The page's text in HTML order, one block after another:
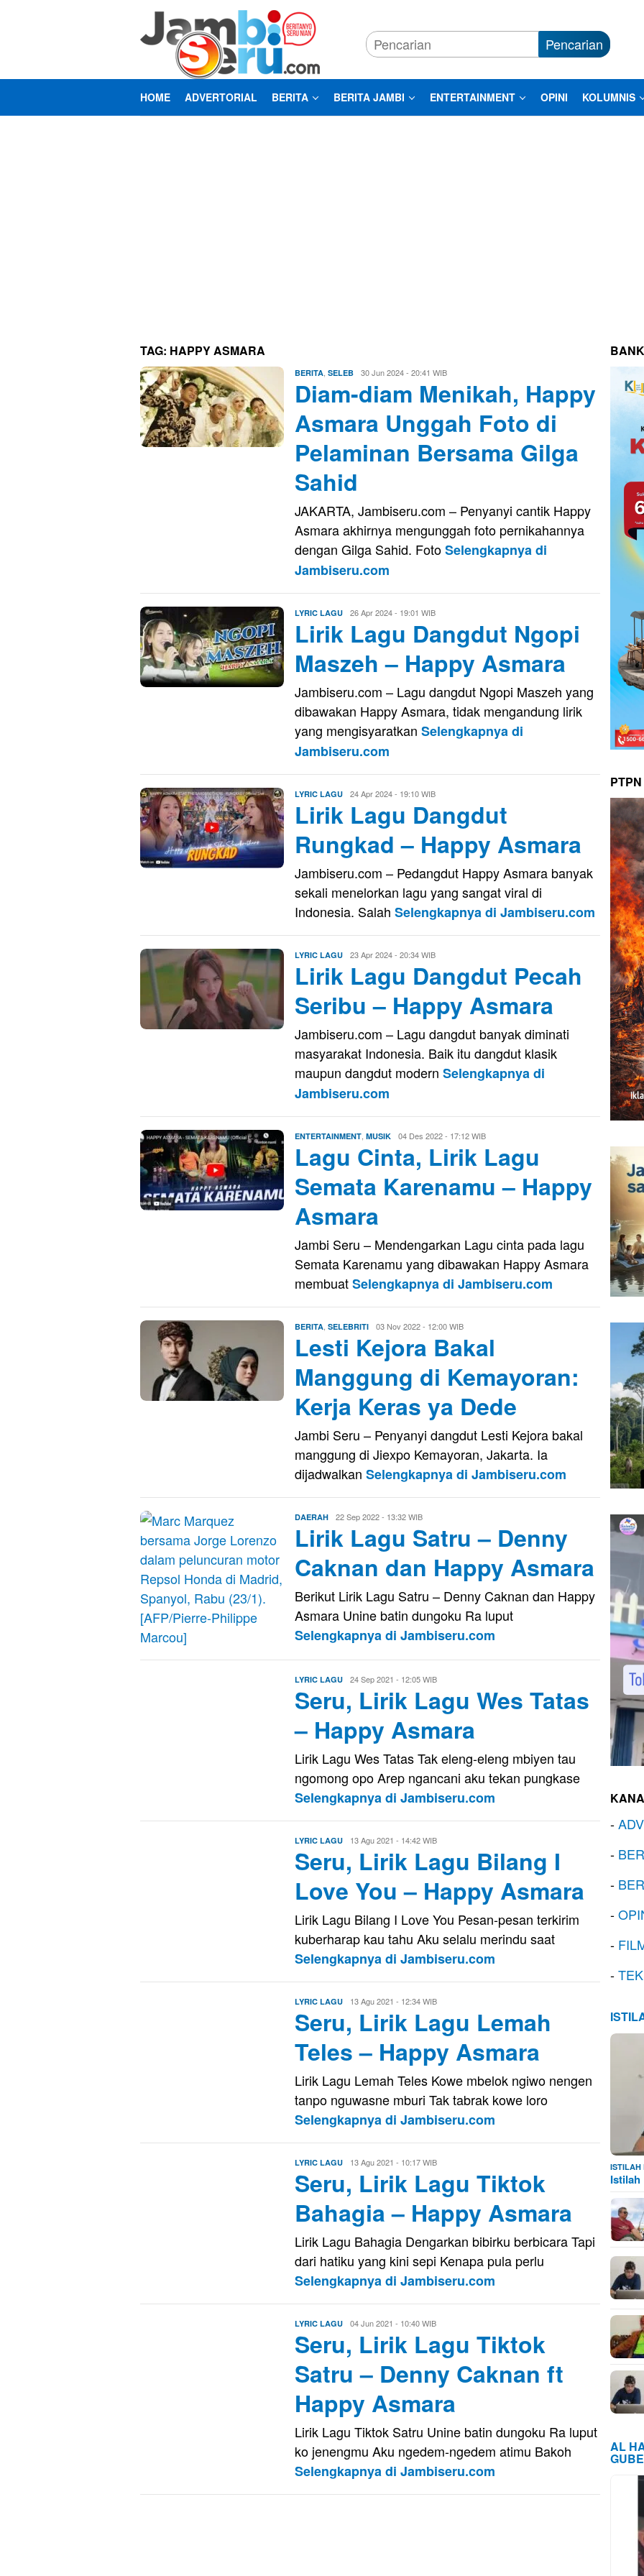
Pencarian
HOME ADVERTORIAL BERITA BERITA JAMBI ENTERTAINMENT OPINI KOLUMNIS
TAG: HAPPY ASMARA
BERITA SELEB Aris
30 Jun 2024 - 20:41 WIB
Diam-diam Menikah, Happy
Asmara Unggah Foto di
Pelaminan Bersama Gilga
Sahid
JAKARTA, Jambiseru.com – Penyanyi cantik Happy
Asmara akhirnya mengunggah foto pernikahannya
dengan Gilga Sahid. FotoSelengkapnya di
Jambiseru.com
LYRIC LAGU Aris
26 Apr 2024 - 19:01 WIB
Lirik Lagu Dangdut Ngopi
Maszeh – Happy Asmara
Jambiseru.com – Lagu dangdut Ngopi Maszeh yang
dibawakan Happy Asmara, tidak mengandung lirik
yang mengisyaratkan Selengkapnya di
Jambiseru.com
LYRIC LAGU Aris
24 Apr 2024 - 19:10 WIB
Lirik Lagu Dangdut
Rungkad – Happy Asmara
Jambiseru.com – Pedangdut Happy Asmara banyak
sekali menelorkan lagu yang sangat viral di
Indonesia. Salah Selengkapnya di Jambiseru.com
LYRIC LAGU Aris
23 Apr 2024 - 20:34 WIB
Lirik Lagu Dangdut Pecah
Seribu – Happy Asmara
Jambiseru.com – Lagu dangdut banyak diminati
masyarakat Indonesia. Baik itu dangdut klasik
maupun dangdut modern Selengkapnya di
Jambiseru.com
ENTERTAINMENT MUSIK Firman
04 Des 2022 - 17:12 WIB
Lagu Cinta, Lirik Lagu
Semata Karenamu – Happy
Asmara
Jambi Seru – Mendengarkan Lagu cinta pada lagu
Semata Karenamu yang dibawakan Happy Asmara
membuatSelengkapnya di Jambiseru.com
BERITA SELEBRITI Firman
Saputra
03 Nov 2022 - 12:00 WIB
Lesti Kejora Bakal
Manggung di Kemayoran:
Kerja Keras ya Dede
Jambi Seru – Penyanyi dangdut Lesti Kejora bakal
manggung di Jiexpo Kemayoran, Jakarta. Ia
dijadwalkan Selengkapnya di Jambiseru.com
DAERAH Evo
Kusnady
22 Sep 2022 - 13:32 WIB
Lirik Lagu Satru – Denny
Caknan dan Happy Asmara
Berikut Lirik Lagu Satru – Denny Caknan dan Happy
Asmara Unine batin dungoku Ra luput
Selengkapnya di Jambiseru.com
LYRIC LAGU Eri
Saputra
24 Sep 2021 - 12:05 WIB
Seru, Lirik Lagu Wes Tatas
– Happy Asmara
Lirik Lagu Wes Tatas Tak eleng-eleng mbiyen tau
ngomong opo Arep ngancani aku tekan pungkase
Selengkapnya di Jambiseru.com
LYRIC LAGU Eri
Saputra
13 Agu 2021 - 14:42 WIB
Seru, Lirik Lagu Bilang I
Love You – Happy Asmara
Lirik Lagu Bilang I Love You Pesan-pesan terkirim
kuberharap kau tahu Aku selalu merindu saat
Selengkapnya di Jambiseru.com
LYRIC LAGU Eri
Saputra
13 Agu 2021 - 12:34 WIB
Seru, Lirik Lagu Lemah
Teles – Happy Asmara
Lirik Lagu Lemah Teles Kowe mbelok ngiwo nengen
tanpo nguwasne mburi Tak tabrak kowe loro
Selengkapnya di Jambiseru.com
LYRIC LAGU Eri
Saputra
13 Agu 2021 - 10:17 WIB
Seru, Lirik Lagu Tiktok
Bahagia – Happy Asmara
Lirik Lagu Bahagia Dengarkan bibirku berbicara Tapi
dari hatiku yang kini sepi Kenapa pula perlu
Selengkapnya di Jambiseru.com
LYRIC LAGU Eri
Saputra
04 Jun 2021 - 10:40 WIB
Seru, Lirik Lagu Tiktok
Satru – Denny Caknan ft
Happy Asmara
Lirik Lagu Tiktok Satru Unine batin dungoku Ra luput
ko jenengmu Aku ngedem-ngedem atimu Bakoh
Selengkapnya di Jambiseru.com
-
-
-
-
-
-
ISTILAH
Istilah
AL